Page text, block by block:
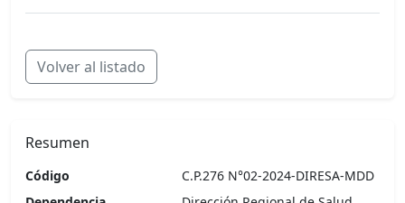
Volver al listado
Resumen
Código
C.P.276 N°02-2024-DIRESA-MDD